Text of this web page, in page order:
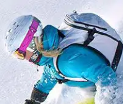
van onze kortingsacties!